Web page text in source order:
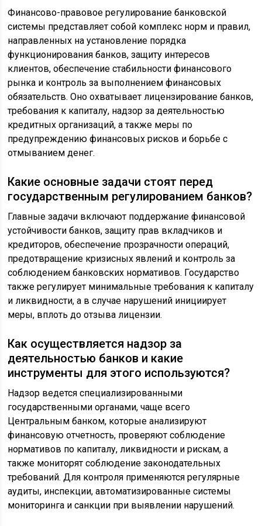
Финансово-правовое регулирование банковской
системы представляет собой комплекс норм и правил,
направленных на установление порядка
функционирования банков, защиту интересов
клиентов, обеспечение стабильности финансового
рынка и контроль за выполнением финансовых
обязательств. Оно охватывает лицензирование банков,
требования к капиталу, надзор за деятельностью
кредитных организаций, а также меры по
предупреждению финансовых рисков и борьбе с
отмыванием денег.
Какие основные задачи стоят перед
государственным регулированием банков?
Главные задачи включают поддержание финансовой
устойчивости банков, защиту прав вкладчиков и
кредиторов, обеспечение прозрачности операций,
предотвращение кризисных явлений и контроль за
соблюдением банковских нормативов. Государство
также регулирует минимальные требования к капиталу
и ликвидности, а в случае нарушений инициирует
меры, вплоть до отзыва лицензии.
Как осуществляется надзор за
деятельностью банков и какие
инструменты для этого используются?
Надзор ведется специализированными
государственными органами, чаще всего
Центральным банком, которые анализируют
финансовую отчетность, проверяют соблюдение
нормативов по капиталу, ликвидности и рискам, а
также мониторят соблюдение законодательных
требований. Для контроля применяются регулярные
аудиты, инспекции, автоматизированные системы
мониторинга и санкции при выявлении нарушений.